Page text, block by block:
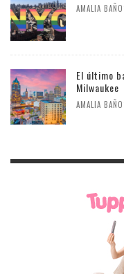
AMALIA
El último
Milwaukee
AMALIA